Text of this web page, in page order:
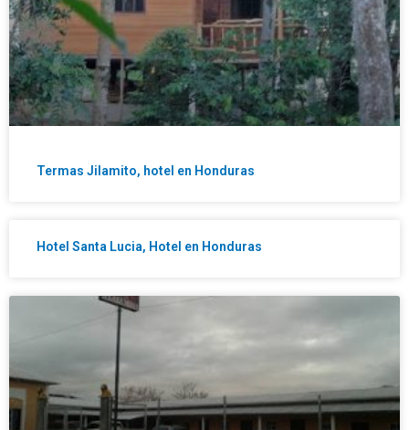
Termas Jilamito, hotel en Honduras
Hotel Santa Lucia, Hotel en Honduras